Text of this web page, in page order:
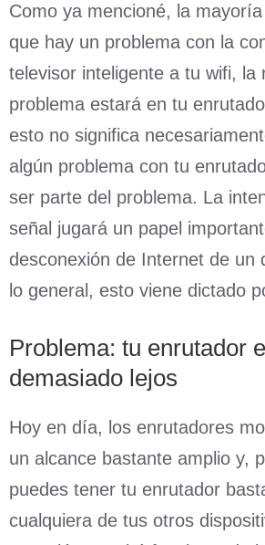
Como ya mencioné, la
que hay un problema con la
televisor inteligente a tu wifi, la
problema estará en tu
esto no significa
algún problema con tu
ser parte del problema. La
señal jugará un papel
desconexión de Internet de un
lo general, esto viene dictado
Problema: tu enrutador
demasiado lejos
Hoy en día, los enrutadores
un alcance bastante amplio y,
puedes tener tu enrutador
cualquiera de tus otros